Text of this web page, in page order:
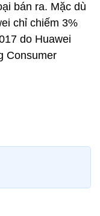
bán ra. Mặc dù
chỉ chiếm 3%
do Huawei
Consumer